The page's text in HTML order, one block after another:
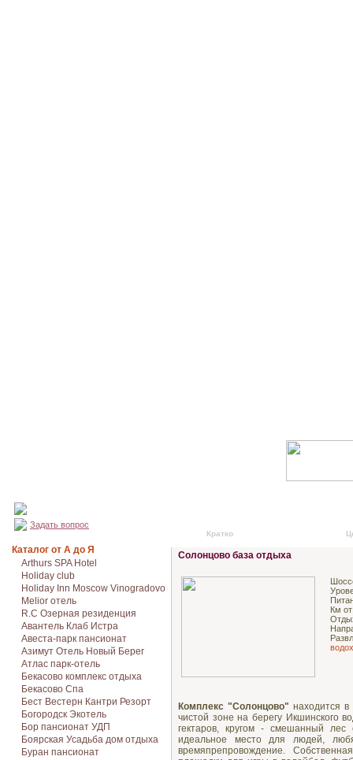
Задать вопрос
Каталог от А до Я
Arthurs SPA Hotel
Holiday club
Holiday Inn Moscow Vinogradovo
Melior отель
R.C Озерная резиденция
Авантель Клаб Истра
Авеста-парк пансионат
Азимут Отель Новый Берег
Атлас парк-отель
Бекасово комплекс отдыха
Бекасово Спа
Бест Вестерн Кантри Резорт
Богородск Экотель
Бор пансионат УДП
Боярская Усадьба дом отдыха
Буран пансионат
Кратко
Солонцово база отдыха
Км
Комплекс "Солонцово" находится
чистой зоне на берегу Икшинского
гектаров, кругом - смешанный
идеальное место для людей,
времяпрепровождение.